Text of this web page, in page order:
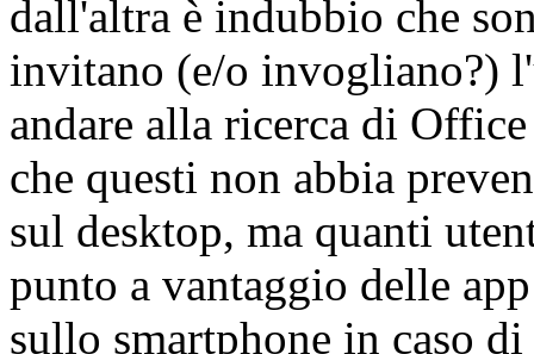
dall'altra è indubbio che
invitano (e/o invogliano?)
andare alla ricerca di
che questi non abbia
sul desktop, ma quanti
punto a vantaggio delle
sullo smartphone in caso di